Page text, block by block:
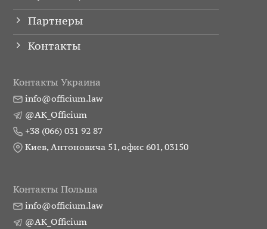
Партнеры
Контакты
Контакты Украина
info@officium.law
@AK_Officium
+38 (066) 031 92 87
Киев, Антоновича 51, офис 601, 03150
Контакты Польша
info@officium.law
@AK_Officium